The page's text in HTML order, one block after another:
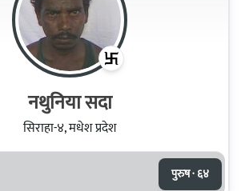
नथुनिया सदा
सिराहा-४, मधेश प्रदेश
पुरुष · ६४